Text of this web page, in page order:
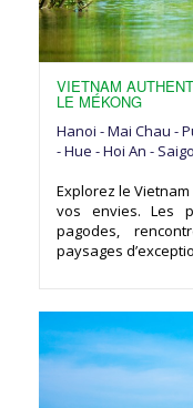
VIETNAM
LE MÉKONG
Hanoi - Mai Chau -
- Hue - Hoi An -
Explorez le
vos envies. Les
pagodes,
paysages